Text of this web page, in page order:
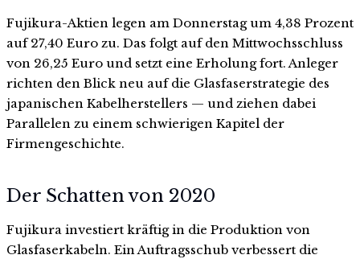
Fujikura-Aktien legen am Donnerstag um 4,38 Prozent
auf 27,40 Euro zu. Das folgt auf den Mittwochsschluss
von 26,25 Euro und setzt eine Erholung fort. Anleger
richten den Blick neu auf die Glasfaserstrategie des
japanischen Kabelherstellers — und ziehen dabei
Parallelen zu einem schwierigen Kapitel der
Firmengeschichte.
Der Schatten von 2020
Fujikura investiert kräftig in die Produktion von
Glasfaserkabeln. Ein Auftragsschub verbessert die